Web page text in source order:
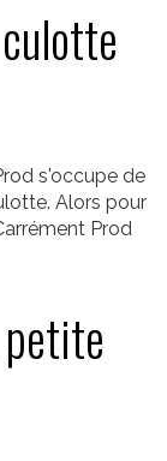
s'occupe de
Alors pour
Prod